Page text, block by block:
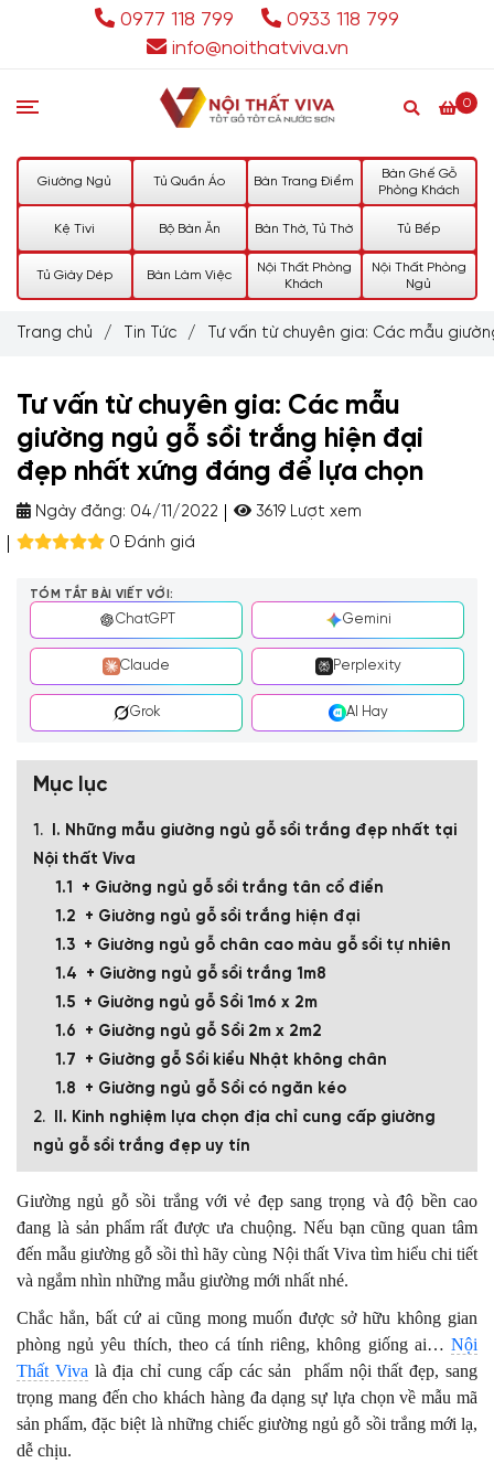
0977 118 799
0933 118 799
info@noithatviva.vn
0
Giường Ngủ Tủ Quần Áo Bàn Trang Điểm
Bàn Ghế Gỗ
Phòng Khách
Kệ Tivi Bộ Bàn Ăn Bàn Thờ, Tủ Thờ Tủ Bếp
Tủ Giày Dép Bàn Làm Việc
Nội Thất Phòng
Khách
Nội Thất Phòng
Ngủ
Trang chủ / Tin Tức / Tư vấn từ chuyên gia: Các mẫu
Tư vấn từ chuyên gia: Các mẫu
giường ngủ gỗ sồi trắng hiện đại
đẹp nhất xứng đáng để lựa chọn
Ngày đăng: 04/11/2022
3619 Lượt xem
0 Đánh giá
TÓM TẮT BÀI VIẾT VỚI:
ChatGPT Gemini
Claude Perplexity
Grok AI Hay
Mục lục
I. Những mẫu giường ngủ gỗ sồi trắng đẹp nhất tại
Nội thất Viva
+ Giường ngủ gỗ sồi trắng tân cổ điển
+ Giường ngủ gỗ sồi trắng hiện đại
+ Giường ngủ gỗ chân cao màu gỗ sồi tự nhiên
+ Giường ngủ gỗ sồi trắng 1m8
+ Giường ngủ gỗ Sồi 1m6 x 2m
+ Giường ngủ gỗ Sồi 2m x 2m2
+ Giường gỗ Sồi kiểu Nhật không chân
+ Giường ngủ gỗ Sồi có ngăn kéo
II. Kinh nghiệm lựa chọn địa chỉ cung cấp giường
ngủ gỗ sồi trắng đẹp uy tín
Giường ngủ gỗ sồi trắng với vẻ đẹp sang trọng và độ bền cao
đang là sản phẩm rất được ưa chuộng. Nếu bạn cũng quan tâm
đến mẫu giường gỗ sồi thì hãy cùng Nội thất Viva tìm hiểu chi tiết
và ngắm nhìn những mẫu giường mới nhất nhé.
Chắc hẳn, bất cứ ai cũng mong muốn được sở hữu không gian
phòng ngủ yêu thích, theo cá tính riêng, không giống ai… Nội
Thất Viva là địa chỉ cung cấp các sản phẩm nội thất đẹp, sang
trọng mang đến cho khách hàng đa dạng sự lựa chọn về mẫu mã
sản phẩm, đặc biệt là những chiếc giường ngủ gỗ sồi trắng mới lạ,
dễ chịu.